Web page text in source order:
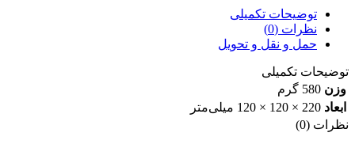
توضیحات تکمیلی
نظرات (0)
حمل و نقل و تحویل
توضیحات تکمیلی
وزن 580 گرم
ابعاد 220 × 120 × 120 میلی‌متر
نظرات (0)